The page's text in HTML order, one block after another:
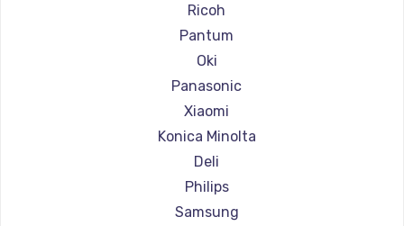
Заказать
Заказать
Замена температурного датчика
2500 руб.
Ricoh
Pantum
Oki
Panasonic
Xiaomi
Konica Minolta
Deli
Philips
Samsung